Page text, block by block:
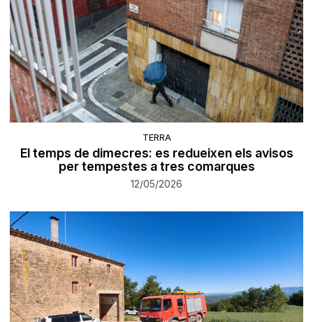
TERRA
El temps de dimecres: es redueixen els avisos
per tempestes a tres comarques
12/05/2026